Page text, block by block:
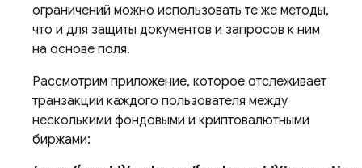
ограничений можно использовать те же методы,
что и для защиты документов и запросов к ним
на основе поля.
Рассмотрим приложение, которое отслеживает
транзакции каждого пользователя между
несколькими фондовыми и криптовалютными
биржами: